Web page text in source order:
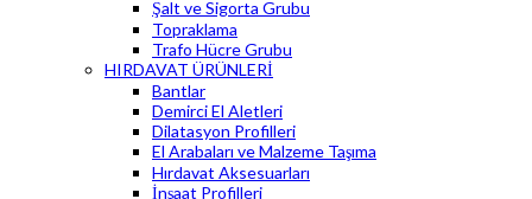
Şalt ve Sigorta Grubu
Topraklama
Trafo Hücre Grubu
HIRDAVAT ÜRÜNLERİ
Bantlar
Demirci El Aletleri
Dilatasyon Profilleri
El Arabaları ve Malzeme Taşıma
Hırdavat Aksesuarları
İnşaat Profilleri